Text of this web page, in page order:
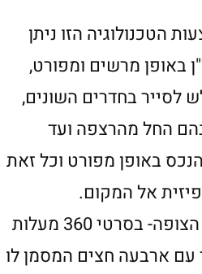
הטכנולוגיה הזו ניתן
באופן מרשים ומפורט,
לסייר בחדרים השונים,
החל מהרצפה ועד
באופן מפורט וכל זאת
אל המקום.
אינטראקטיביות של הצופה- בסרטי 360 מעלות
עם ארבעה חצים המסמן לו